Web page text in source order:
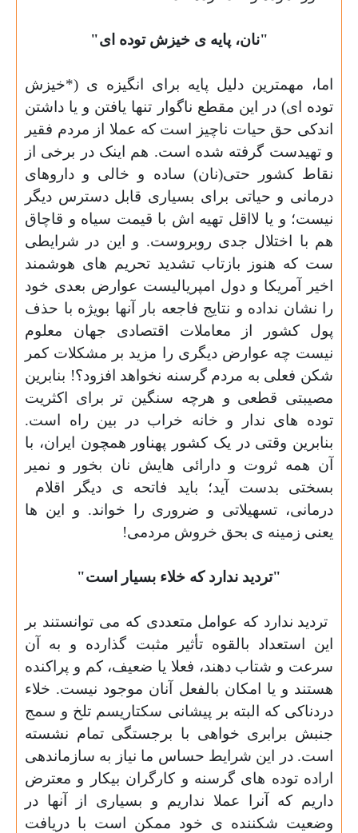
"نان، پایه ی خیزش توده ای"
اما، مهمترین دلیل پایه برای انگیزه ی (*خیزش
توده ای) در این مقطع ناگوار تنها یافتن و یا داشتن
اندکی حق حیات ناچیز است که عملا از مردم فقیر
و تهیدست گرفته شده است. هم اینک در برخی از
نقاط کشور حتی(نان) ساده و خالی و داروهای
درمانی و حیاتی برای بسیاری قابل دسترس دیگر
نیست؛ و یا لااقل تهیه اش با قیمت سیاه و قاچاق
هم با اختلال جدی روبروست. و این در شرایطی
ست که هنوز بازتاب تشدید تحریم های هوشمند
اخیر آمریکا و دول امپریالیست عوارض بعدی خود
را نشان نداده و نتایج فاجعه بار آنها بویژه با حذف
پول کشور از معاملات اقتصادی جهان معلوم
نیست چه عوارض دیگری را مزید بر مشکلات کمر
شکن فعلی به مردم گرسنه نخواهد افزود؟! بنابرین
مصیبتی قطعی و هرچه سنگین تر برای اکثریت
توده های ندار و خانه خراب در بین راه است.
بنابرین وقتی در یک کشور پهناور همچون ایران، با
آن همه ثروت و دارائی هایش نان بخور و نمیر
بسختی بدست آید؛ باید فاتحه ی دیگر اقلام
درمانی، تسهیلاتی و ضروری را خواند. و این ها
یعنی زمینه ی بحق خروش مردمی!
"تردید ندارد که خلاء بسیار است"
تردید ندارد که عوامل متعددی که می توانستند بر
این استعداد بالقوه تأثیر مثبت گذارده و به آن
سرعت و شتاب دهند، فعلا یا ضعیف، کم و پراکنده
هستند و یا امکان بالفعل آنان موجود نیست. خلاء
دردناکی که البته بر پیشانی سکتاریسم تلخ و سمج
جنبش برابری خواهی با برجستگی تمام نشسته
است. در این شرایط حساس ما نیاز به سازماندهی
اراده توده های گرسنه و کارگران بیکار و معترض
داریم که آنرا عملا نداریم و بسیاری از آنها در
وضعیت شکننده ی خود ممکن است با دریافت